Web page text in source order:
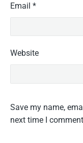
Email *
Website
Save my name,
next time I